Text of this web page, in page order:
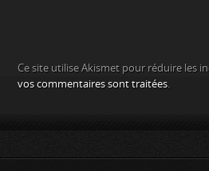
Ce site utilise Akismet pour réduire les
vos commentaires sont traitées.